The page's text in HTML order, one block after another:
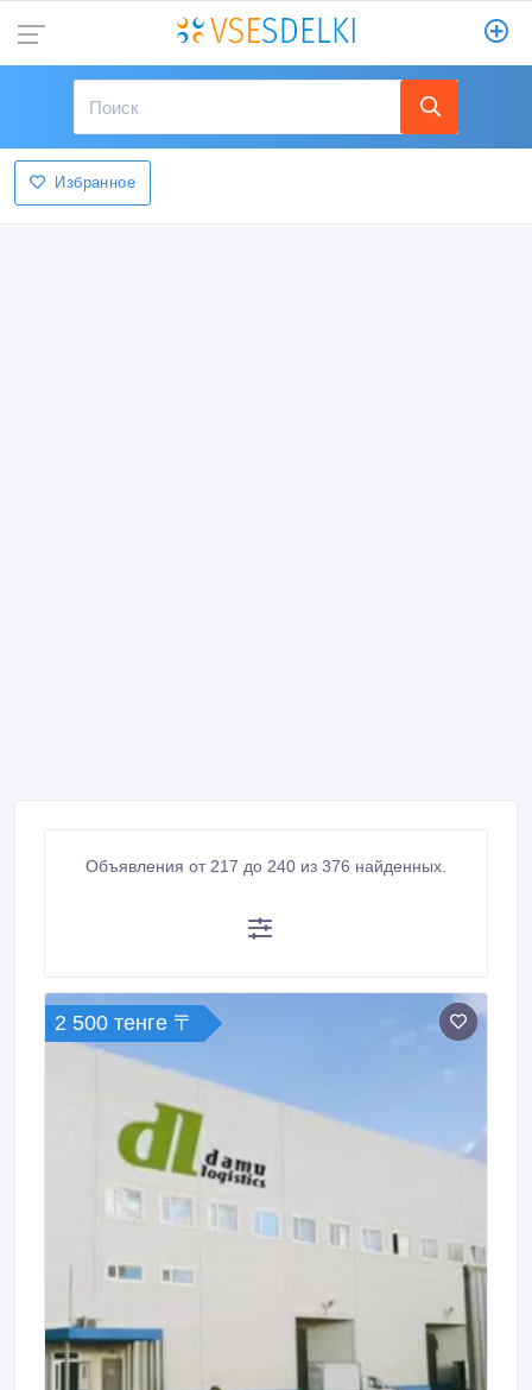
Избранное
Объявления от 217 до 240 из 376 найденных.
2 500 тенге 〒